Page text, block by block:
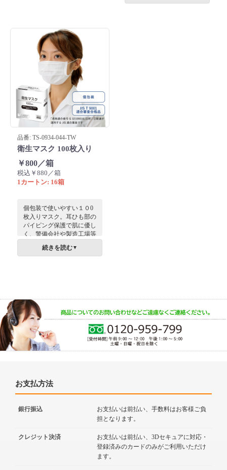
品番: TS-0934-044-TW
衛生マスク 100枚入り
￥800／箱
税込￥880／箱
1カートン: 16箱
個包装で使いやすい１０0
枚入りマスク。耳ひも部の
パイピング保護で肌に優し
く、警備会社や製造工場等
支えます。シール同封等で
続きを読む▼
お支払方法
銀行振込
お支払いは前払い、手数料はお客様ご負
担となります。
クレジット決済
お支払いは前払い、3Dセキュアに対応・
登録済みのカードのみがご利用いただけ
ます。